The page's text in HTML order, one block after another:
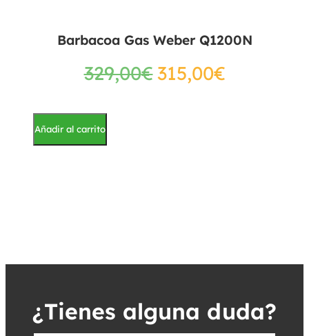
Barbacoa Gas Weber Q1200N
329,00€315,00€
Añadir al carrito
¿Tienes alguna duda?